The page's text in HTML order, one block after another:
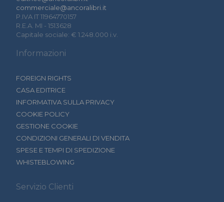
commerciale@ancoralibri.it
P.IVA IT 11964770157
R.E.A. MI - 1513628
Capitale sociale: € 1.248.000 i.v.
Informazioni
FOREIGN RIGHTS
CASA EDITRICE
INFORMATIVA SULLA PRIVACY
COOKIE POLICY
GESTIONE COOKIE
CONDIZIONI GENERALI DI VENDITA
SPESE E TEMPI DI SPEDIZIONE
WHISTEBLOWING
Servizio Clienti